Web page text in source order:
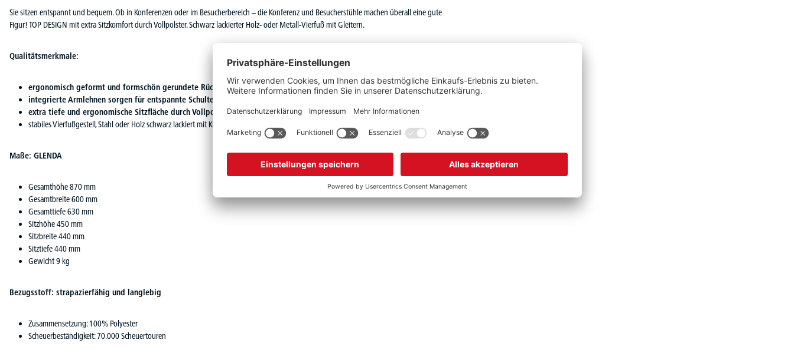
Sie sitzen entspannt und bequem. Ob in Konferenzen oder im Besucherbereich – die Konferenz und Besucherstühle machen überall eine gute
Figur! TOP DESIGN mit extra Sitzkomfort durch Vollpolster. Schwarz lackierter Holz- oder Metall-Vierfuß mit Gleitern.
Qualitätsmerkmale:
ergonomisch geformt und formschön gerundete Rückenlehne sorgt für eine gesunde Sitzhaltung
integrierte Armlehnen sorgen für entspannte Schultern
extra tiefe und ergonomische Sitzfläche durch Vollpolster,garantiert ein komfortables Sitzgefühl
stabiles Vierfußgestell, Stahl oder Holz schwarz lackiert mit Kunststoffgleitern
Maße: GLENDA
Gesamthöhe 870 mm
Gesamtbreite 600 mm
Gesamttiefe 630 mm
Sitzhöhe 450 mm
Sitzbreite 440 mm
Sitztiefe 440 mm
Gewicht 9 kg
Bezugsstoff: strapazierfähig und langlebig
Zusammensetzung: 100% Polyester
Scheuerbeständigkeit: 70.000 Scheuertouren